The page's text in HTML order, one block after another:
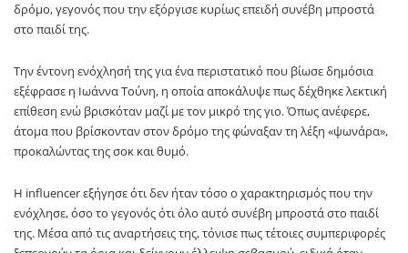
δρόμο, γεγονός που την εξόργισε κυρίως επειδή συνέβη μπροστά
στο παιδί της.
Την έντονη ενόχλησή της για ένα περιστατικό που βίωσε δημόσια
εξέφρασε η Ιωάννα Τούνη, η οποία αποκάλυψε πως δέχθηκε λεκτική
επίθεση ενώ βρισκόταν μαζί με τον μικρό της γιο. Όπως ανέφερε,
άτομα που βρίσκονταν στον δρόμο της φώναξαν τη λέξη «ψωνάρα»,
προκαλώντας της σοκ και θυμό.
Η influencer εξήγησε ότι δεν ήταν τόσο ο χαρακτηρισμός που την
ενόχλησε, όσο το γεγονός ότι όλο αυτό συνέβη μπροστά στο παιδί
της. Μέσα από τις αναρτήσεις της, τόνισε πως τέτοιες συμπεριφορές